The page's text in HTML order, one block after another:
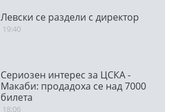
Левски се раздели с директор
19:40
Сериозен интерес за ЦСКА -
Макаби: продадоха се над 7000
билета
18:06